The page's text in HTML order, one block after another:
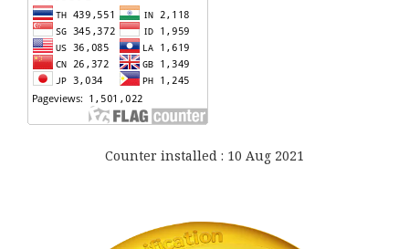
Counter installed : 10 Aug 2021